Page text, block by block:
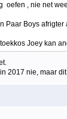
oefen , nie net
Paar Boys afrigter
Joey kan
2017 nie, maar